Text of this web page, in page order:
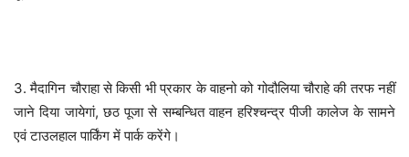
3. मैदागिन चौराहा से किसी भी प्रकार के वाहनो को गोदौलिया चौराहे की तरफ नहीं
जाने दिया जायेगां, छठ पूजा से सम्बन्धित वाहन हरिश्चन्द्र पीजी कालेज के सामने
एवं टाउलहाल पार्किंग में पार्क करेंगे।